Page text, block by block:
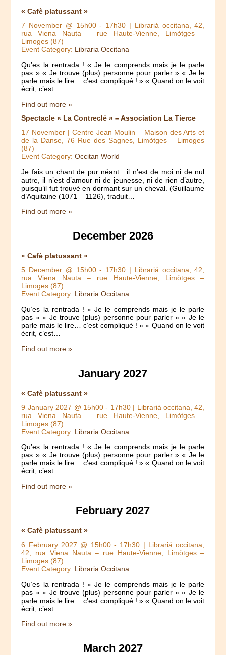
« Cafè platussant »
7 November @ 15h00- 17h30 | Librariá occitana, 42,
rua Viena Nauta – rue Haute-Vienne, Limòtges –
Limoges (87)
Event Category: Libraria Occitana
Qu’es la rentrada ! « Je le comprends mais je le parle
pas » « Je trouve (plus) personne pour parler » « Je le
parle mais le lire… c’est compliqué ! » « Quand on le voit
écrit, c’est…
Find out more »
Spectacle « La Contreclé » – Association La Tierce
17 November | Centre Jean Moulin – Maison des Arts et
de la Danse, 76 Rue des Sagnes, Limòtges – Limoges
(87)
Event Category:Occitan World
Je fais un chant de pur néant : il n’est de moi ni de nul
autre, il n’est d’amour ni de jeunesse, ni de rien d’autre,
puisqu’il fut trouvé en dormant sur un cheval. (Guillaume
d’Aquitaine (1071 – 1126), traduit…
Find out more »
December 2026
« Cafè platussant »
5 December @ 15h00- 17h30 | Librariá occitana, 42,
rua Viena Nauta – rue Haute-Vienne, Limòtges –
Limoges (87)
Event Category: Libraria Occitana
Qu’es la rentrada ! « Je le comprends mais je le parle
pas » « Je trouve (plus) personne pour parler » « Je le
parle mais le lire… c’est compliqué ! » « Quand on le voit
écrit, c’est…
Find out more »
January 2027
« Cafè platussant »
9 January 2027 @ 15h00- 17h30| Librariá occitana, 42,
rua Viena Nauta – rue Haute-Vienne, Limòtges –
Limoges (87)
Event Category: Libraria Occitana
Qu’es la rentrada ! « Je le comprends mais je le parle
pas » « Je trouve (plus) personne pour parler » « Je le
parle mais le lire… c’est compliqué ! » « Quand on le voit
écrit, c’est…
Find out more »
February 2027
« Cafè platussant »
6 February 2027 @ 15h00- 17h30 | Librariá occitana,
42, rua Viena Nauta – rue Haute-Vienne, Limòtges –
Limoges (87)
Event Category: Libraria Occitana
Qu’es la rentrada ! « Je le comprends mais je le parle
pas » « Je trouve (plus) personne pour parler » « Je le
parle mais le lire… c’est compliqué ! » « Quand on le voit
écrit, c’est…
Find out more »
March 2027